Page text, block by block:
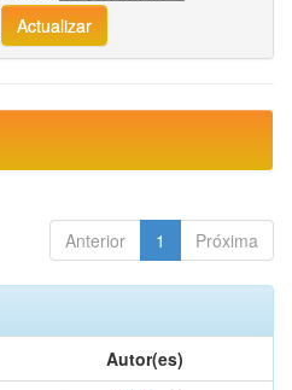
Anterior 1 Próxima
Autor(es)